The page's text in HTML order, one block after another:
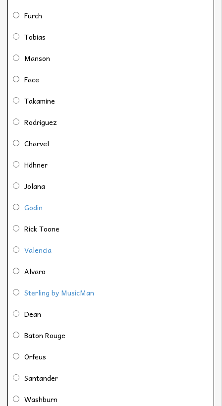
Furch
Tobias
Manson
Face
Takamine
Rodriguez
Charvel
Höhner
Jolana
Godin
Rick Toone
Valencia
Alvaro
Sterling by MusicMan
Dean
Baton Rouge
Orfeus
Santander
Washburn